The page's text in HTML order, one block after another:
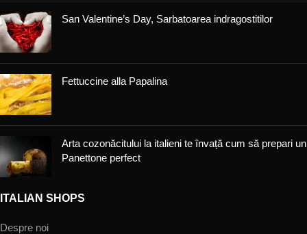
San Valentine’s Day, Sarbatoarea indragostitilor
Fettuccine alla Papalina
Arta cozonăcitului la italieni te învață cum să prepari un
Panettone perfect
ITALIAN SHOPS
Despre noi